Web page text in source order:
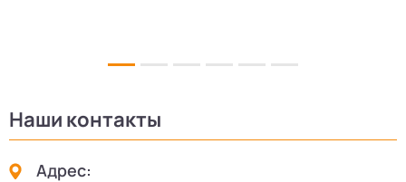
Наши контакты
Адрес: